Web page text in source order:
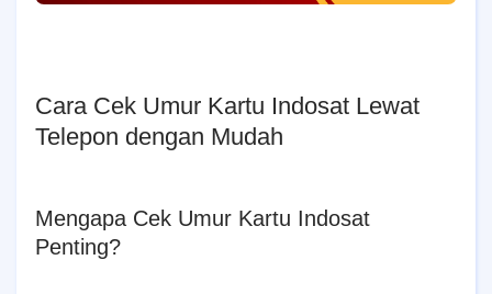
Cara Cek Umur Kartu Indosat Lewat
Telepon dengan Mudah
Mengapa Cek Umur Kartu Indosat
Penting?